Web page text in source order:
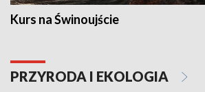
Kurs na Świnoujście
PRZYRODA I EKOLOGIA